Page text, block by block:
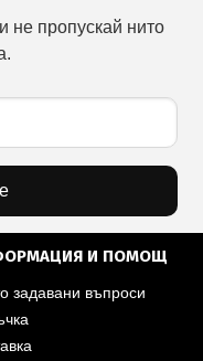
не пропускай нито
И ПОМОЩ
задавани въпроси